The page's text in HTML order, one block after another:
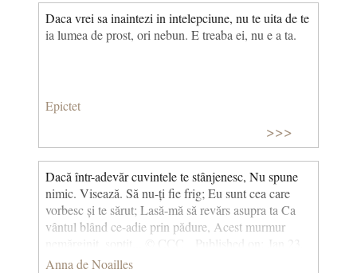
Daca vrei sa inaintezi in intelepciune, nu te uita de te
ia lumea de prost, ori nebun. E treaba ei, nu e a ta.
Epictet
>>>
Dacă într-adevăr cuvintele te stânjenesc, Nu spune
nimic. Visează. Să nu-ți fie frig; Eu sunt cea care
vorbesc și te sărut; Lasă-mă să revărs asupra ta Ca
vântul blând ce-adie prin pădure, Acest murmur
nemărginit, șoptit... © CCC Published on: Jan 23,
2021
Anna de Noailles